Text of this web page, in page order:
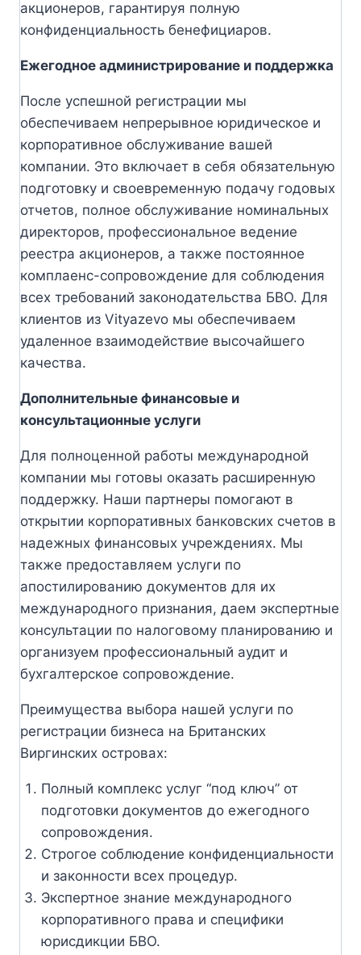
акционеров, гарантируя полную
конфиденциальность бенефициаров.
Ежегодное администрирование и поддержка
После успешной регистрации мы
обеспечиваем непрерывное юридическое и
корпоративное обслуживание вашей
компании. Это включает в себя обязательную
подготовку и своевременную подачу годовых
отчетов, полное обслуживание номинальных
директоров, профессиональное ведение
реестра акционеров, а также постоянное
комплаенс-сопровождение для соблюдения
всех требований законодательства БВО. Для
клиентов из Vityazevo мы обеспечиваем
удаленное взаимодействие высочайшего
качества.
Дополнительные финансовые и
консультационные услуги
Для полноценной работы международной
компании мы готовы оказать расширенную
поддержку. Наши партнеры помогают в
открытии корпоративных банковских счетов в
надежных финансовых учреждениях. Мы
также предоставляем услуги по
апостилированию документов для их
международного признания, даем экспертные
консультации по налоговому планированию и
организуем профессиональный аудит и
бухгалтерское сопровождение.
Преимущества выбора нашей услуги по
регистрации бизнеса на Британских
Виргинских островах:
Полный комплекс услуг “под ключ” от
подготовки документов до ежегодного
сопровождения.
Строгое соблюдение конфиденциальности
и законности всех процедур.
Экспертное знание международного
корпоративного права и специфики
юрисдикции БВО.